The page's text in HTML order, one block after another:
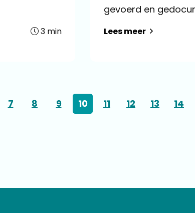
3 min
gevoerd en
Lees meer
7 8 9 10 11 12 13 14